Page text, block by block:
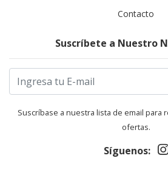
Contacto
Suscríbete a Nuestro
Suscríbase a nuestra lista de email para
ofertas.
Síguenos: